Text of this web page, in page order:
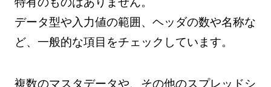
データ型や入力値の範囲、ヘッダの数や名称な
ど、一般的な項目をチェックしています。
複数のマスタデータや、その他のスプレッドシ